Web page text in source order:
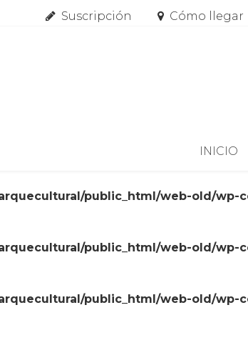
Suscripción Cómo llegar
INICIO
public_html/web-old/wp-
public_html/web-old/wp-
public_html/web-old/wp-